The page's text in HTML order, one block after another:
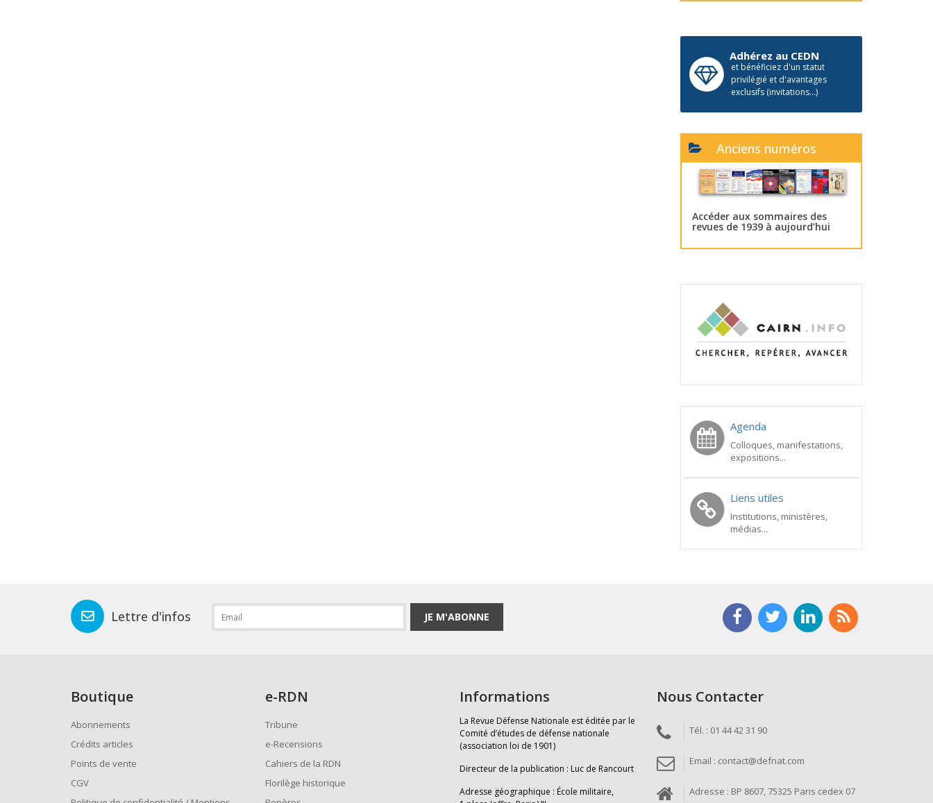
Adhérez au CEDN
et bénéficiez d'un statut
privilégié et d'avantages
exclusifs (invitations...)
Anciens numéros
Accéder aux sommaires des
revues de 1939 à aujourd’hui
Agenda
Colloques, manifestations,
expositions...
Liens utiles
Institutions, ministères,
médias...
Lettre d'infos JE M'ABONNE
Boutique
Abonnements
Crédits articles
Points de vente
CGV
e-RDN
Tribune
e-Recensions
Cahiers de la RDN
Florilège historique
Informations
La Revue Défense Nationale est éditée par le
Comité d’études de défense nationale
(association loi de 1901)
Directeur de la publication : Luc de Rancourt
Adresse géographique : École militaire,
Nous Contacter
Tél. : 01 44 42 31 90
Email : contact@defnat.com
Adresse : BP 8607, 75325 Paris cedex 07